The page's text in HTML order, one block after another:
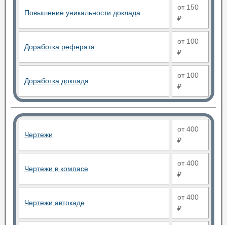
Повышение уникальности доклада
от 150
₽
Доработка реферата
от 100
₽
Доработка доклада
от 100
₽
Чертежи
от 400
₽
Чертежи в компасе
от 400
₽
Чертежи автокаде
от 400
₽